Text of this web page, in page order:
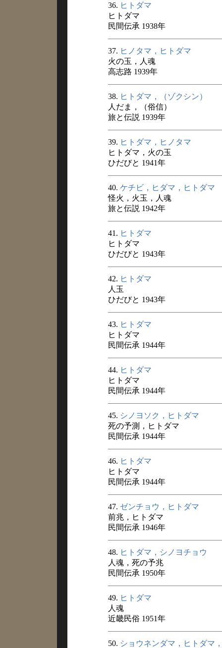
36. ヒトダマ
ヒトダマ
民間伝承 1938年
37. ヒノタマ，ヒトダマ
火の玉，人魂
高志路 1939年
38. ヒトダマ，（ゾクシン）
人だま，（俗信）
旅と伝説 1939年
39. ヒトダマ，ヒノタマ
ヒトダマ，火の玉
ひだびと 1941年
40. ケチビ，ヒダマ，ヒトダマ
怪火，火玉，人魂
旅と伝説 1942年
41. ヒトダマ
ヒトダマ
ひだびと 1943年
42. ヒトダマ
人玉
ひだびと 1943年
43. ヒトダマ
ヒトダマ
民間伝承 1944年
44. ヒトダマ
ヒトダマ
民間伝承 1944年
45. シノヨソク，ヒトダマ
死の予測，ヒトダマ
民間伝承 1944年
46. ヒトダマ
ヒトダマ
民間伝承 1944年
47. ゼンチョウ，ヒトダマ
前兆，ヒトダマ
民間伝承 1946年
48. ヒトダマ，シノヨチョウ
人魂，死の予兆
民間伝承 1950年
49. ヒトダマ
人魂
近畿民俗 1951年
50. ショウネンダマ，ヒトダマ